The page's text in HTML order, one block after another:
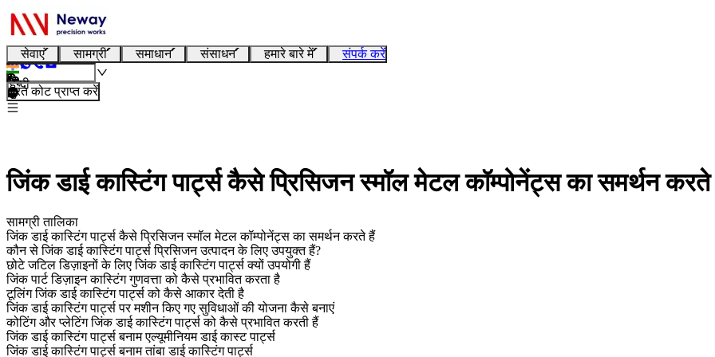
सेवाएं सामग्री समाधान संसाधन हमारे बारे में संपर्क करें
हिन्दी
तुरंत कोट प्राप्त करें
जिंक डाई कास्टिंग पार्ट्स कैसे प्रिसिजन स्मॉल मेटल कॉम्पोनेंट्स का समर्थन
सामग्री तालिका
जिंक डाई कास्टिंग पार्ट्स कैसे प्रिसिजन स्मॉल मेटल कॉम्पोनेंट्स का समर्थन करते हैं
कौन से जिंक डाई कास्टिंग पार्ट्स प्रिसिजन उत्पादन के लिए उपयुक्त हैं?
छोटे जटिल डिज़ाइनों के लिए जिंक डाई कास्टिंग पार्ट्स क्यों उपयोगी हैं
जिंक पार्ट डिज़ाइन कास्टिंग गुणवत्ता को कैसे प्रभावित करता है
टूलिंग जिंक डाई कास्टिंग पार्ट्स को कैसे आकार देती है
जिंक डाई कास्टिंग पार्ट्स पर मशीन किए गए सुविधाओं की योजना कैसे बनाएं
कोटिंग और प्लेटिंग जिंक डाई कास्टिंग पार्ट्स को कैसे प्रभावित करती हैं
जिंक डाई कास्टिंग पार्ट्स बनाम एल्यूमीनियम डाई कास्ट पार्ट्स
जिंक डाई कास्टिंग पार्ट्स बनाम तांबा डाई कास्टिंग पार्ट्स